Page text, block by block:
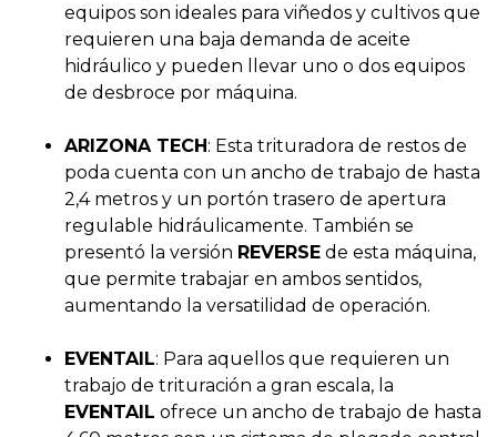
equipos son ideales para viñedos y cultivos que
requieren una baja demanda de aceite
hidráulico y pueden llevar uno o dos equipos
de desbroce por máquina.
ARIZONA TECH: Esta trituradora de restos de
poda cuenta con un ancho de trabajo de hasta
2,4 metros y un portón trasero de apertura
regulable hidráulicamente. También se
presentó la versión REVERSE de esta máquina,
que permite trabajar en ambos sentidos,
aumentando la versatilidad de operación.
EVENTAIL: Para aquellos que requieren un
trabajo de trituración a gran escala, la
EVENTAIL ofrece un ancho de trabajo de hasta